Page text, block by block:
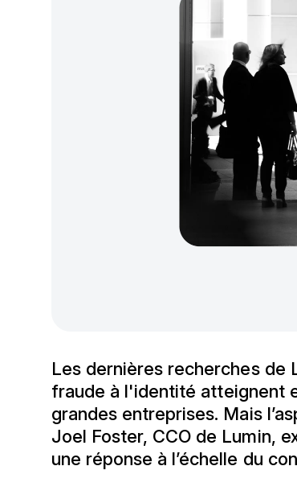
Les dernières recherches de
fraude à l'identité atteignent
grandes entreprises. Mais
Joel Foster, CCO de Lumin,
une réponse à l’échelle du